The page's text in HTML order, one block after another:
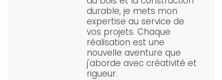
durable, je mets mon
expertise au service de
vos projets. Chaque
réalisation est une
nouvelle aventure que
j'aborde avec créativité et
rigueur.